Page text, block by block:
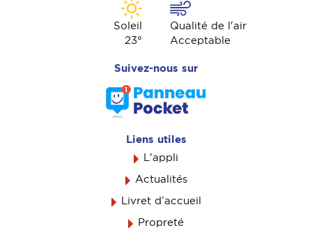
Soleil
23°
Qualité de l'air
Acceptable
Suivez-nous sur
Liens utiles
L'appli
Actualités
Livret d’accueil
Propreté